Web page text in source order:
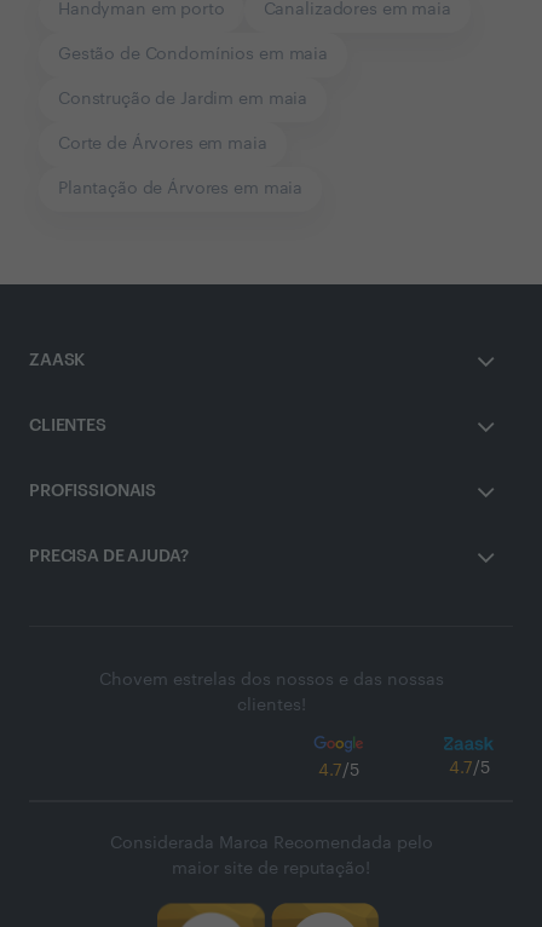
Handyman em porto Canalizadores em maia
Gestão de Condomínios em maia
Construção de Jardim em maia
Corte de Árvores em maia
Plantação de Árvores em maia
ZAASK
CLIENTES
PROFISSIONAIS
PRECISA DE AJUDA?
Chovem estrelas dos nossos e das nossas
clientes!
4.7/5 4.7/5
Considerada Marca Recomendada pelo
maior site de reputação!